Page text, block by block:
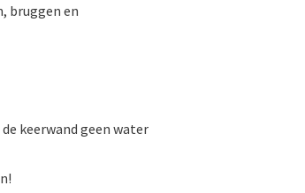
bruggen en
keerwand geen water